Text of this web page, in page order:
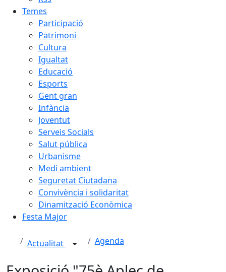
Temes
Participació
Patrimoni
Cultura
Igualtat
Educació
Esports
Gent gran
Infància
Joventut
Serveis Socials
Salut pública
Urbanisme
Medi ambient
Seguretat Ciutadana
Convivència i solidaritat
Dinamització Econòmica
Festa Major
Actualitat Agenda